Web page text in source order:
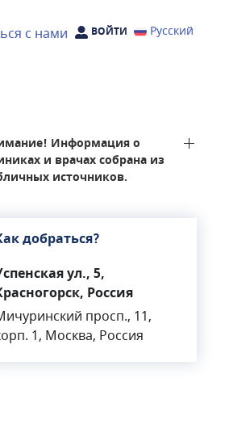
с нами ВОЙТИ Русский
Информация о
и врачах собрана из
источников.
добраться?
ул., 5,
Россия
просп., 11,
1, Москва, Россия